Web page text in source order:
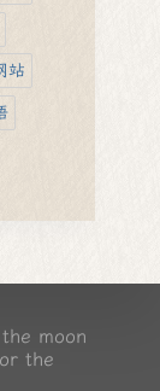
站
moon
the